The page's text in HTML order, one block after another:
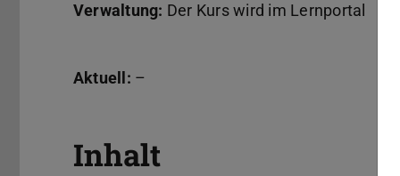
Verwaltung: Der Kurs wird im Lernportal
Aktuell: –
Inhalt